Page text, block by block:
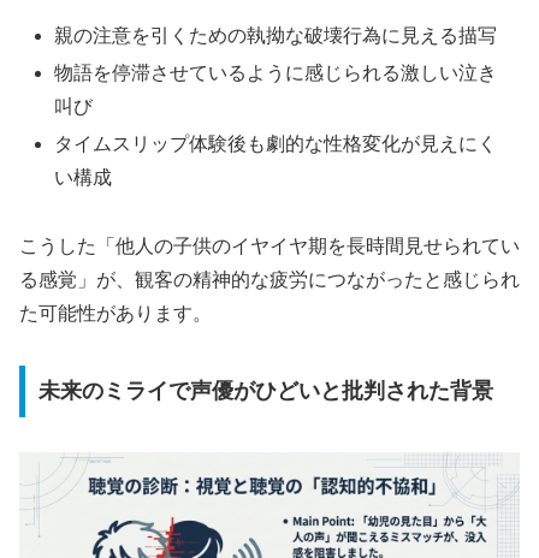
親の注意を引くための執拗な破壊行為に見える描写
物語を停滞させているように感じられる激しい泣き
叫び
タイムスリップ体験後も劇的な性格変化が見えにく
い構成
こうした「他人の子供のイヤイヤ期を長時間見せられてい
る感覚」が、観客の精神的な疲労につながったと感じられ
た可能性があります。
未来のミライで声優がひどいと批判された背景